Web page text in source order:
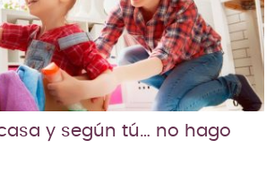
y según tú… no hago